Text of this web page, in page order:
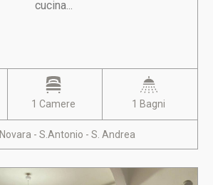
cucina...
1 Camere 1 Bagni
Novara - S.Antonio - S. Andrea